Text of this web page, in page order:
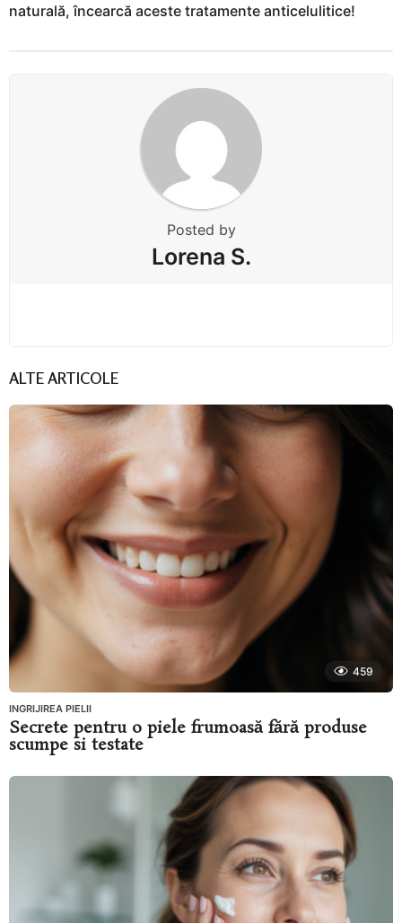
naturală, încearcă aceste tratamente anticelulitice!
Posted by
Lorena S.
ALTE ARTICOLE
459
INGRIJIREA PIELII
Secrete pentru o piele frumoasă fără produse
scumpe si testate